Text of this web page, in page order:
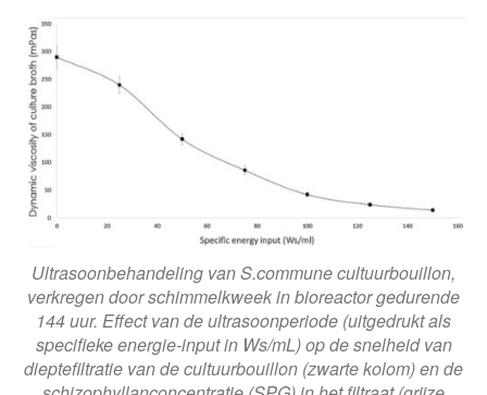
Ultrasoonbehandeling van S.commune cultuurbouillon,
verkregen door schimmelkweek in bioreactor gedurende
144 uur. Effect van de ultrasoonperiode (uitgedrukt als
specifieke energie-input in Ws/mL) op de snelheid van
dieptefiltratie van de cultuurbouillon (zwarte kolom) en de